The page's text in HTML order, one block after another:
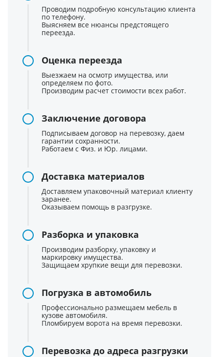
Проводим подробную консультацию клиента
по телефону.
Выясняем все нюансы предстоящего
переезда.
Оценка переезда
Выезжаем на осмотр имущества, или
определяем по фото.
Производим расчет стоимости всех работ.
Заключение договора
Подписываем договор на перевозку, даем
гарантии сохранности.
Работаем с Физ. и Юр. лицами.
Доставка материалов
Доставляем упаковочный материал клиенту
заранее.
Оказываем помощь в разгрузке.
Разборка и упаковка
Производим разборку, упаковку и
маркировку имущества.
Защищаем хрупкие вещи для перевозки.
Погрузка в автомобиль
Профессионально размещаем мебель в
кузове автомобиля.
Пломбируем ворота на время перевозки.
Перевозка до адреса разгрузки